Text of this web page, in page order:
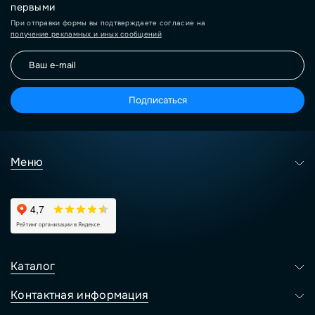
первыми
При отправки формы вы подтверждаете согласие на
получение рекламных и иных сообщений
Подписаться
Меню
Каталог
Контактная информация